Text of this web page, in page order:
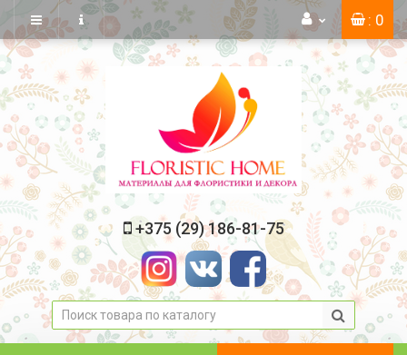
: 0
+375 (29) 186-81-75